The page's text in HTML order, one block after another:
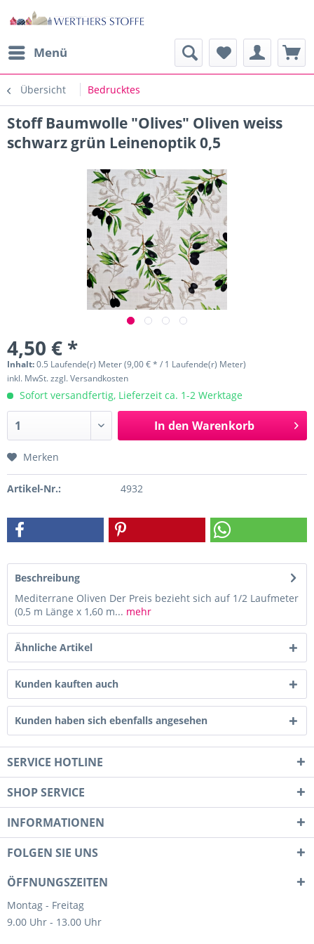
Menü
Übersicht Bedrucktes
Stoff Baumwolle "Olives" Oliven weiss
schwarz grün Leinenoptik 0,5
4,50 € *
Inhalt:0.5 Laufende(r) Meter (9,00 € * / 1 Laufende(r) Meter)
inkl. MwSt.zzgl. Versandkosten
Sofort versandfertig, Lieferzeit ca. 1-2 Werktage
In den Warenkorb
Merken
Artikel-Nr.: 4932
Beschreibung
Mediterrane Oliven Der Preis bezieht sich auf 1/2 Laufmeter
(0,5 m Länge x 1,60 m... mehr
Ähnliche Artikel
Kunden kauften auch
Kunden haben sich ebenfalls angesehen
SERVICE HOTLINE
SHOP SERVICE
INFORMATIONEN
FOLGEN SIE UNS
ÖFFNUNGSZEITEN
Montag - Freitag
9.00 Uhr - 13.00 Uhr